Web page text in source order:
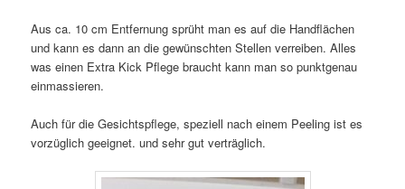
Aus ca. 10 cm Entfernung sprüht man es auf die Handflächen
und kann es dann an die gewünschten Stellen verreiben. Alles
was einen Extra Kick Pflege braucht kann man so punktgenau
einmassieren.
Auch für die Gesichtspflege, speziell nach einem Peeling ist es
vorzüglich geeignet. und sehr gut verträglich.